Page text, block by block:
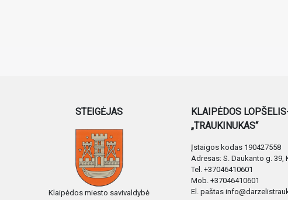
STEIGĖJAS
Klaipėdos miesto savivaldybė
KLAIPĖDOS
„TRAUKINUKAS“
Įstaigos kodas 190427558
Adresas: S. Daukanto g. 39,
Tel. +37046410601
Mob. +37046410601
El. paštas